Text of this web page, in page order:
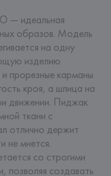
— идеальная
образов. Модель
на одну
изделию
прорезные карманы
кроя, а шлица на
движении. Пиджак
ткани с
отлично держит
не мнется.
со строгими
позволяя создавать